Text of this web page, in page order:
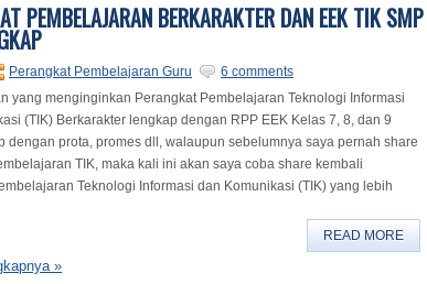
PEMBELAJARAN BERKARAKTER DAN EEK TIK SMP
Perangkat Pembelajaran Guru
6 comments
yang menginginkan Perangkat Pembelajaran Teknologi Informasi
(TIK) Berkarakter lengkap dengan RPP EEK Kelas 7, 8, dan 9
dengan prota, promes dll, walaupun sebelumnya saya pernah share
TIK, maka kali ini akan saya coba share kembali
Teknologi Informasi dan Komunikasi (TIK) yang lebih
READ MORE
»